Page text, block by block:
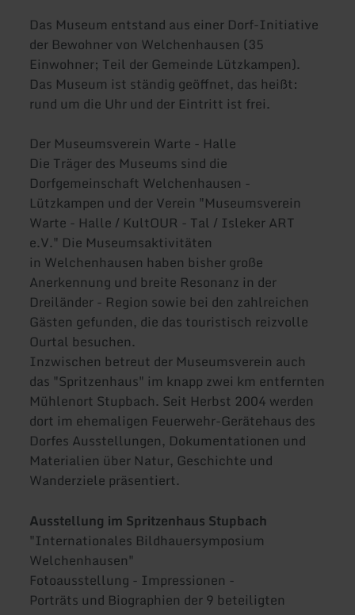
Das Museum entstand aus einer Dorf-Initiative
der Bewohner von Welchenhausen (35
Einwohner; Teil der Gemeinde Lützkampen).
Das Museum ist ständig geöffnet, das heißt:
rund um die Uhr und der Eintritt ist frei.
Der Museumsverein Warte - Halle
Die Träger des Museums sind die
Dorfgemeinschaft Welchenhausen -
Lützkampen und der Verein "Museumsverein
Warte - Halle / KultOUR - Tal / Isleker ART
e.V." Die Museumsaktivitäten
in Welchenhausen haben bisher große
Anerkennung und breite Resonanz in der
Dreiländer - Region sowie bei den zahlreichen
Gästen gefunden, die das touristisch reizvolle
Ourtal besuchen.
Inzwischen betreut der Museumsverein auch
das "Spritzenhaus" im knapp zwei km entfernten
Mühlenort Stupbach. Seit Herbst 2004 werden
dort im ehemaligen Feuerwehr-Gerätehaus des
Dorfes Ausstellungen, Dokumentationen und
Materialien über Natur, Geschichte und
Wanderziele präsentiert.
Ausstellung im Spritzenhaus Stupbach
"Internationales Bildhauersymposium
Welchenhausen"
Fotoausstellung - Impressionen -
Porträts und Biographien der 9 beteiligten